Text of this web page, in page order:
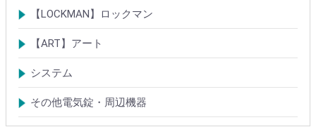
電気錠
電気錠システム製品
Tebra(ハンズフリー)
キースイッチ
【LOCKMAN】ロックマン
電磁式電気錠
電磁錠取付ブラケット
電気錠システム製品
【ART】アート
電気錠システム
入退管理システム
システム
テンキーシステム
静脈認証システム
ICカード認証システム
その他電気錠・周辺機器